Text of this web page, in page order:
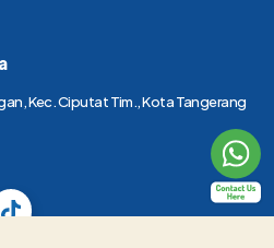
Kec. Ciputat Tim., Kota Tangerang